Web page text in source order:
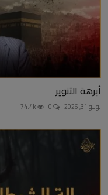
أبرهة التنوير
يوليو 31, 2026